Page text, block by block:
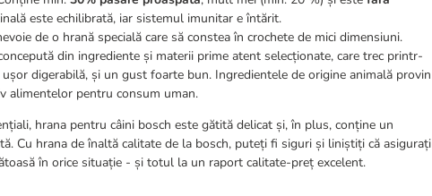
este echilibrată, iar sistemul imunitar e întărit.
de o hrană specială care să constea în crochete de mici dimensiuni.
din ingrediente și materii prime atent selecționate, care trec printr-
digerabilă, și un gust foarte bun. Ingredientele de origine animală provin
alimentelor pentru consum uman.
hrana pentru câini bosch este gătită delicat și, în plus, conține un
Cu hrana de înaltă calitate de la bosch, puteți fi siguri și liniștiți că asigurați
în orice situație - și totul la un raport calitate-preț excelent.